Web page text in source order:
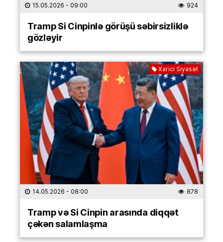
15.05.2026 - 09:00 924
Tramp Si Cinpinlə görüşü səbirsizliklə
gözləyir
Xarici Siyasət
14.05.2026 - 08:00 878
Tramp və Si Cinpin arasında diqqət
çəkən salamlaşma